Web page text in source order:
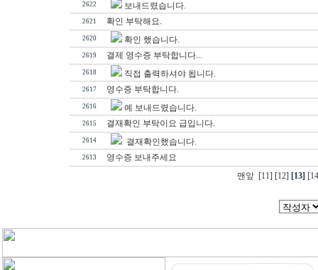
2622 보내드렸습니다.
2621 확인 부탁해요.
2620 확인 했습니다.
2619 결제 영수증 부탁합니다...
2618 직접 출력하셔야 됩니다.
2617 영수증 부탁합니다.
2616 예 보내드렸습니다.
2615 결재확인 부탁이요 급입니다.
2614 결재확인했습니다.
2613
영수증 보내주세요
맨앞 [11] [12] [13] [14